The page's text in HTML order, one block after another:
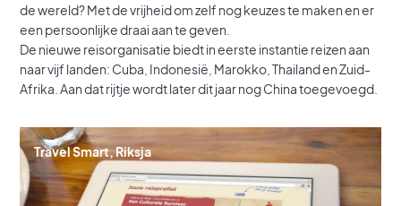
de wereld? Met de vrijheid om zelf nog keuzes te maken en er
een persoonlijke draai aan te geven.
De nieuwe reisorganisatie biedt in eerste instantie reizen aan
naar vijf landen: Cuba, Indonesië, Marokko, Thailand en Zuid-
Afrika. Aan dat rijtje wordt later dit jaar nog China toegevoegd.
Travel Smart, Riksja